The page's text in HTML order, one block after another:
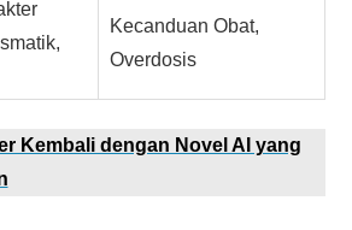
Kecanduan Obat,
Overdosis
Kembali dengan Novel AI yang